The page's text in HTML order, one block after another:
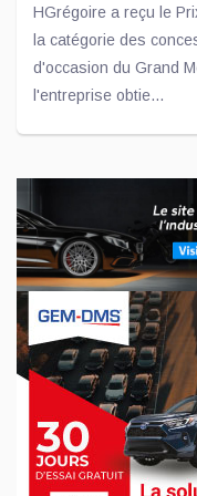
HGrégoire a reçu le
la catégorie des
d'occasion du Grand
l'entreprise obtie...
Jul 02, 2026
Un engagement
de 10 000 $ à
L'entreprise Transit
000 $ a été remis à
qu'elle soutient
service
Jui 09, 2026
Inscriptions